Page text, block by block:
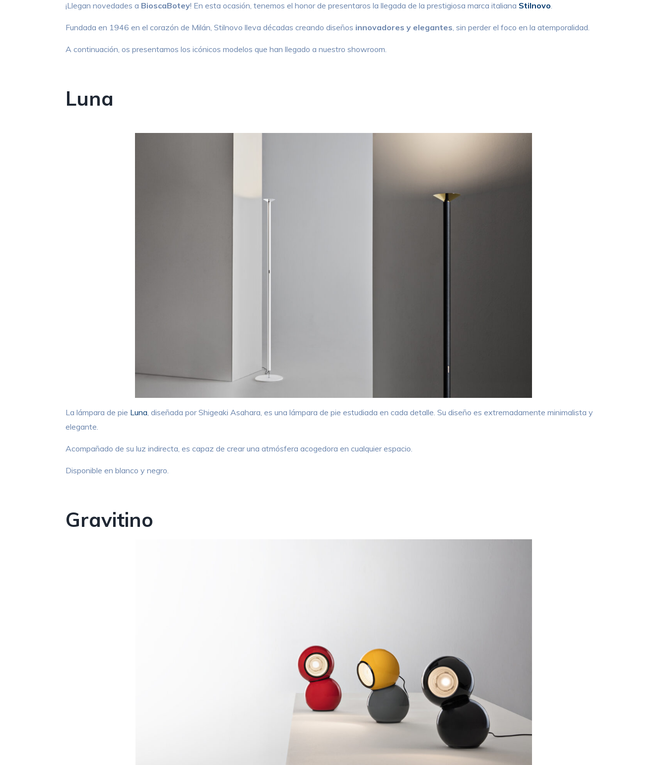
¡Llegan novedades a BioscaBotey! En esta ocasión, tenemos el honor de presentaros la llegada de la prestigiosa marca italiana Stilnovo.
Fundada en 1946 en el corazón de Milán, Stilnovo lleva décadas creando diseños innovadores y elegantes, sin perder el foco en la atemporalidad.
A continuación, os presentamos los icónicos modelos que han llegado a nuestro showroom.
Luna
La lámpara de pie Luna , diseñada por Shigeaki Asahara, es una lámpara de pie estudiada en cada detalle. Su diseño es extremadamente minimalista y
elegante.
Acompañado de su luz indirecta, es capaz de crear una atmósfera acogedora en cualquier espacio.
Disponible en blanco y negro.
Gravitino